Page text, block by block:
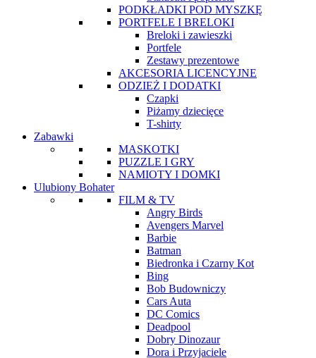
PODKŁADKI POD MYSZKĘ
PORTFELE I BRELOKI
Breloki i zawieszki
Portfele
Zestawy prezentowe
AKCESORIA LICENCYJNE
ODZIEŻ I DODATKI
Czapki
Piżamy dziecięce
T-shirty
Zabawki
MASKOTKI
PUZZLE I GRY
NAMIOTY I DOMKI
Ulubiony Bohater
FILM & TV
Angry Birds
Avengers Marvel
Barbie
Batman
Biedronka i Czarny Kot
Bing
Bob Budowniczy
Cars Auta
DC Comics
Deadpool
Dobry Dinozaur
Dora i Przyjaciele